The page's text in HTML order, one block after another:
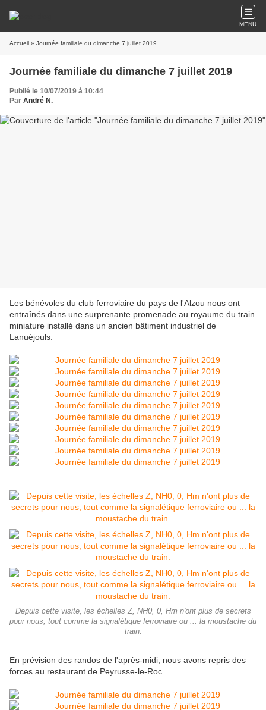
MENU
Accueil » Journée familiale du dimanche 7 juillet 2019
Journée familiale du dimanche 7 juillet 2019
Publié le 10/07/2019 à 10:44
Par André N.
Les bénévoles du club ferroviaire du pays de l'Alzou nous ont
entraînés dans une surprenante promenade au royaume du train
miniature installé dans un ancien bâtiment industriel de
Lanuéjouls.
Depuis cette visite, les échelles Z, NH0, 0, Hm n'ont plus de secrets
pour nous, tout comme la signalétique ferroviaire ou ... la moustache du
train.
En prévision des randos de l'après-midi, nous avons repris des
forces au restaurant de Peyrusse-le-Roc.